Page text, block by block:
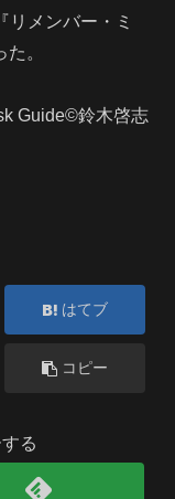
リメンバー・ミ
。
Guide©鈴木啓志
はてブ
コピー
る